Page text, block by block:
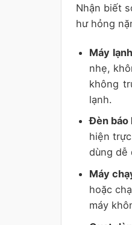
Nhận biết
hư hỏng
Máy
nhẹ,
không
lạnh.
Đèn báo
hiện
dùng dễ
Máy
hoặc
máy